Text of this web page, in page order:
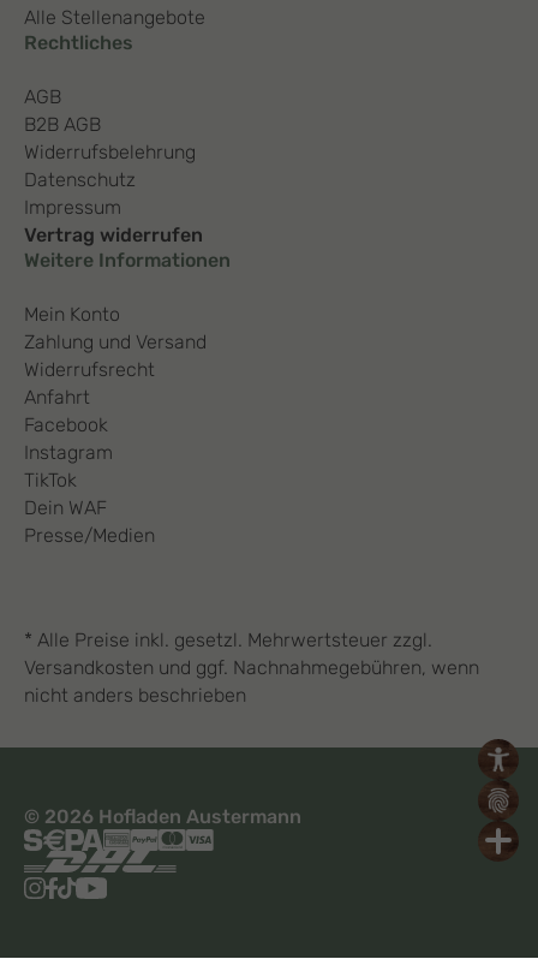
Alle Stellenangebote
Rechtliches
AGB
B2B AGB
Widerrufsbelehrung
Datenschutz
Impressum
Vertrag widerrufen
Weitere Informationen
Mein Konto
Zahlung und Versand
Widerrufsrecht
Anfahrt
Facebook
Instagram
TikTok
Dein WAF
Presse/Medien
* Alle Preise inkl. gesetzl. Mehrwertsteuer zzgl.
Versandkosten und ggf. Nachnahmegebühren, wenn
nicht anders beschrieben
© 2026 Hofladen Austermann